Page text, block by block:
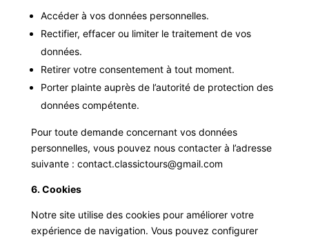
Accéder à vos données personnelles.
Rectifier, effacer ou limiter le traitement de vos
données.
Retirer votre consentement à tout moment.
Porter plainte auprès de l’autorité de protection des
données compétente.
Pour toute demande concernant vos données
personnelles, vous pouvez nous contacter à l’adresse
suivante : contact.classictours@gmail.com
6. Cookies
Notre site utilise des cookies pour améliorer votre
expérience de navigation. Vous pouvez configurer